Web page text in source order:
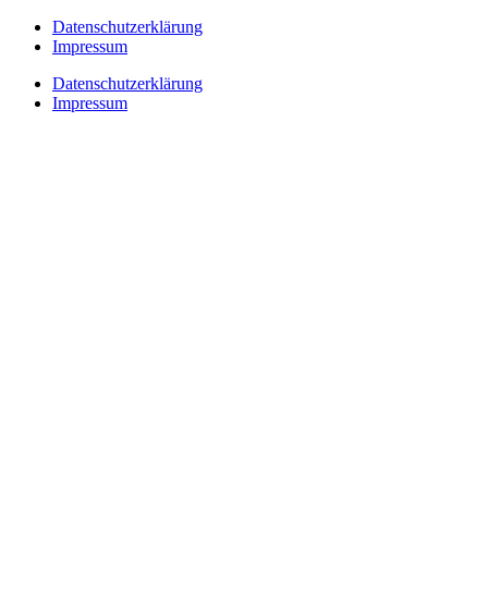
Datenschutzerklärung
Impressum
Datenschutzerklärung
Impressum